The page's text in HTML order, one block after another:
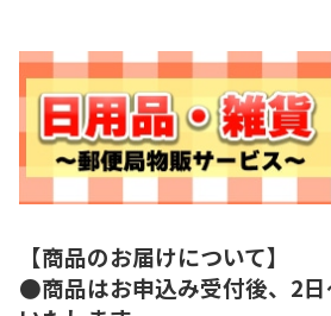
【商品のお届けについて】
●商品はお申込み受付後、2